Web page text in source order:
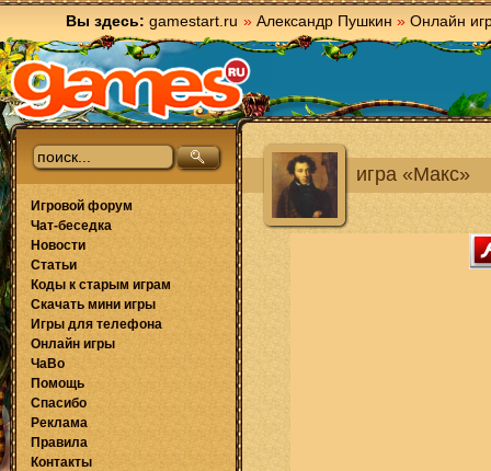
Вы здесь: gamestart.ru » Александр Пушкин » Онлайн
игра «Макс»
Игровой форум
Чат-беседка
Новости
Статьи
Коды к старым играм
Скачать мини игры
Игры для телефона
Онлайн игры
ЧаВо
Помощь
Спасибо
Реклама
Правила
Контакты